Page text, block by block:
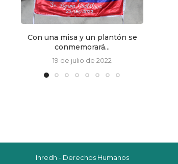
Inredh - Derechos Humanos